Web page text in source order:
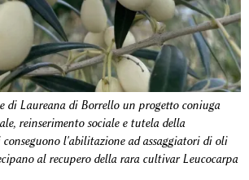
di Laureana di Borrello un progetto coniuga
reinserimento sociale e tutela della
l'abilitazione ad assaggiatori di oli
al recupero della rara cultivar Leucocarpa